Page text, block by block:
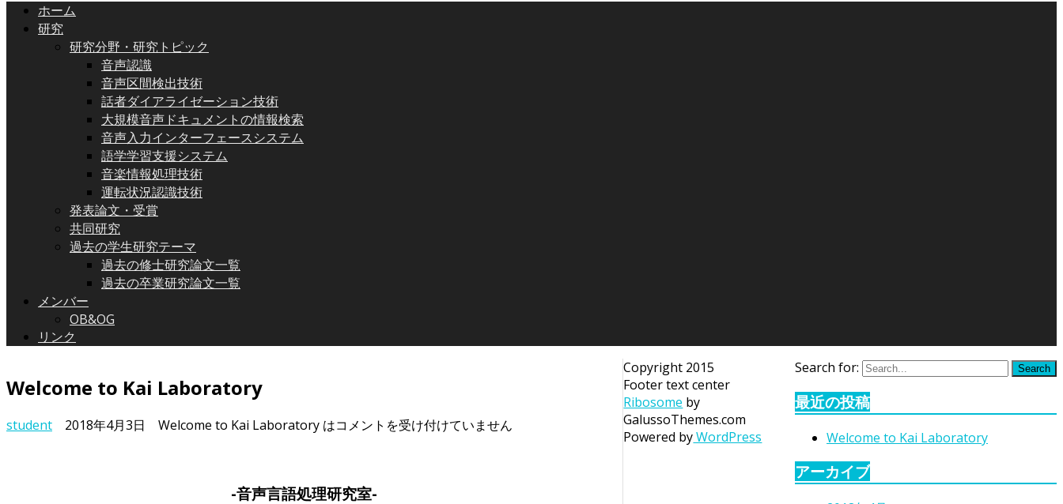
ホーム
研究
研究分野・研究トピック
音声認識
音声区間検出技術
話者ダイアライゼーション技術
大規模音声ドキュメントの情報検索
音声入力インターフェースシステム
語学学習支援システム
音楽情報処理技術
運転状況認識技術
発表論文・受賞
共同研究
過去の学生研究テーマ
過去の修士研究論文一覧
過去の卒業研究論文一覧
メンバー
OB&OG
リンク
Welcome to Kai Laboratory
student 2018年4月3日 Welcome to Kai Laboratory はコメントを受け付けていません
-音声言語処理研究室-
Search for: Search
最近の投稿
Welcome to Kai Laboratory
アーカイブ
Copyright 2015
Footer text center
Ribosome by
GalussoThemes.com
Powered byWordPress